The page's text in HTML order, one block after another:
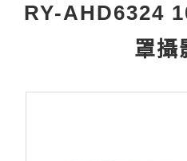
RY-AHD6324
罩攝